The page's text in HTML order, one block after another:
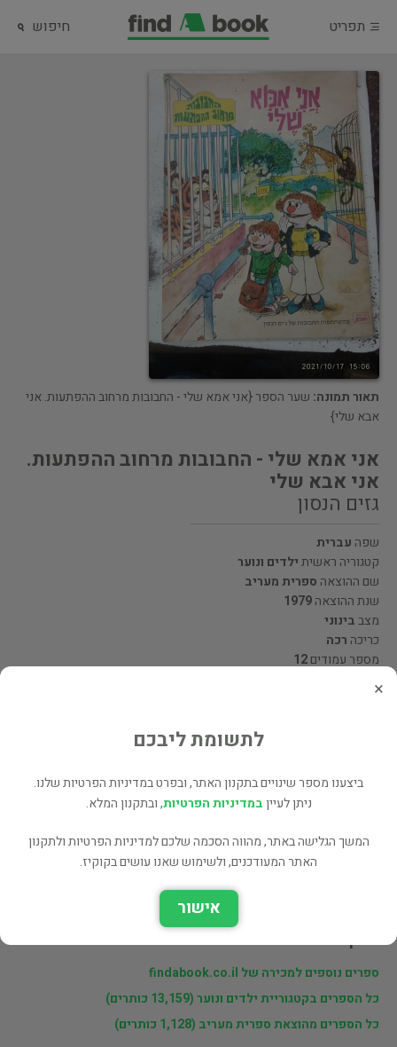
תפריט חיפוש
תאור תמונה: שער הספר {אני אמא שלי - החבובות מרחוב ההפתעות. אני
אבא שלי}
אני אמא שלי - החבובות מרחוב ההפתעות.
אני אבא שלי
גזים הנסון
שפה עברית
קטגוריה ראשיתילדים ונוער
שם ההוצאה ספרית מעריב
שנת ההוצאה1979
מצבבינוני
כריכה רכה
מספר עמודים12
פרטי המוכר
לינקים נוספים
ספרים נוספים למכירה של findabook.co.il
כל הספרים בקטגוריית ילדים ונוער (13,159 כותרים)
כל הספרים מהוצאת ספרית מעריב (1,128 כותרים)
×
לתשומת ליבכם
ביצענו מספר שינויים בתקנון האתר, ובפרט במדיניות הפרטיות שלנו.
ניתן לעייןבמדיניות הפרטיות, ובתקנון המלא.
המשך הגלישה באתר, מהווה הסכמה שלכם למדיניות הפרטיות ולתקנון
האתר המעודכנים, ולשימוש שאנו עושים בקוקיז.
אישור